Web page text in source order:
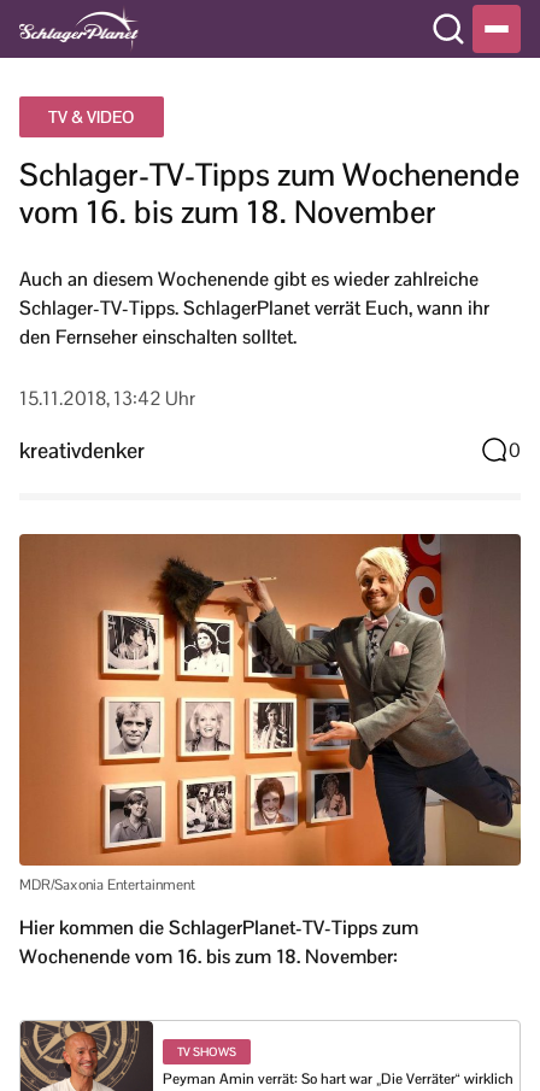
TV & VIDEO
Schlager-TV-Tipps zum Wochenende
vom 16. bis zum 18. November
Auch an diesem Wochenende gibt es wieder zahlreiche
Schlager-TV-Tipps. SchlagerPlanet verrät Euch, wann ihr
den Fernseher einschalten solltet.
15.11.2018, 13:42 Uhr
kreativdenker 0
MDR/Saxonia Entertainment
Hier kommen die SchlagerPlanet-TV-Tipps zum
Wochenende vom 16. bis zum 18. November:
TV SHOWS
Peyman Amin verrät: So hart war „Die Verräter“ wirklich